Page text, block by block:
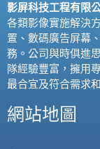
影屏科技工程有限
各類影像實施解決
置、數碼廣告屏幕
務。公司與時俱進
隊經驗豐富，擁用
最合宜及符合需求
網站地圖